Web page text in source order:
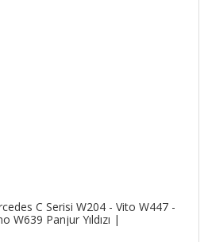
C Serisi W204 - Vito W447 -
W639 Panjur Yıldızı |